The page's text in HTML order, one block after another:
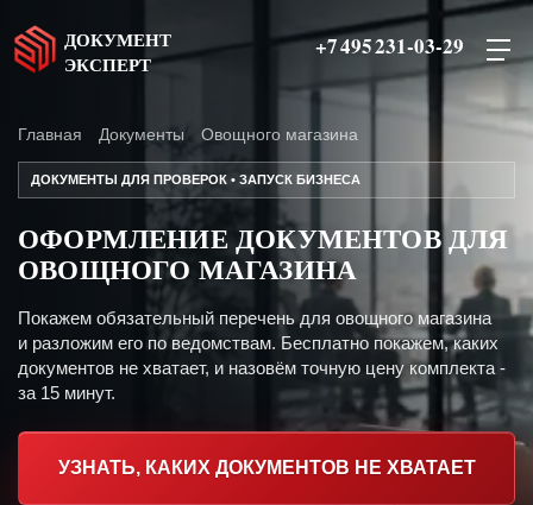
ДОКУМЕНТ
ЭКСПЕРТ
+7 495 231-03-29
Главная Документы Овощного магазина
ДОКУМЕНТЫ ДЛЯ ПРОВЕРОК • ЗАПУСК БИЗНЕСА
ОФОРМЛЕНИЕ ДОКУМЕНТОВ ДЛЯ
ОВОЩНОГО МАГАЗИНА
Покажем обязательный перечень для овощного магазина
и разложим его по ведомствам. Бесплатно покажем, каких
документов не хватает, и назовём точную цену комплекта -
за 15 минут.
УЗНАТЬ, КАКИХ ДОКУМЕНТОВ НЕ ХВАТАЕТ